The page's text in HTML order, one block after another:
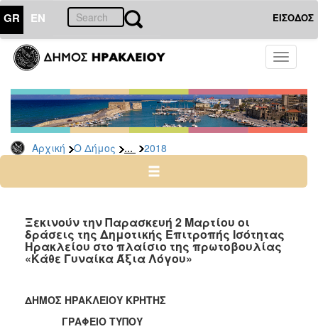
GR EN ΕΙΣΟΔΟΣ
Toggle
Αρχική Ο Δήμος ... 2018
ΔΗΜΟΣ
Δελτία
Τύπου
Αρχείο
2026
2024
2022
2021
2019
2018
Ξεκινούν την Παρασκευή 2 Μαρτίου οι
δράσεις της Δημοτικής Επιτροπής Ισότητας
Ηρακλείου στο πλαίσιο της πρωτοβουλίας
«Κάθε Γυναίκα Άξια Λόγου»
ΔΗΜΟΣ ΗΡΑΚΛΕΙΟΥ ΚΡΗΤΗΣ
ΓΡΑΦΕΙΟ ΤΥΠΟΥ